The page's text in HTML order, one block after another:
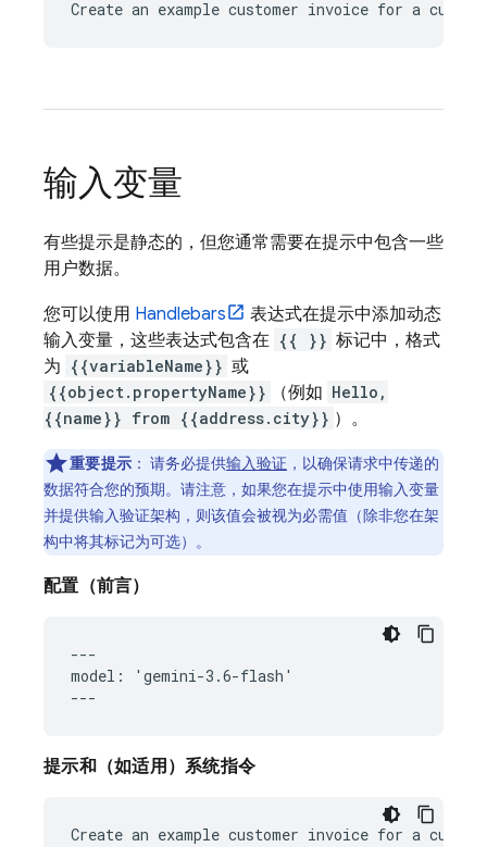
输入变量
有些提示是静态的，但您通常需要在提示中包含一些
用户数据。
您可以使用 Handlebars
表达式在提示中添加动态
输入变量，这些表达式包含在 {{ }} 标记中，格式
为 {{variableName}} 或
{{object.propertyName}} （例如 Hello,
{{name}} from {{address.city}} ）。
重要提示 ： 请务必提供输入验证 ，以确保请求中传递的
数据符合您的预期。请注意，如果您在提示中使用输入变量
并提供输入验证架构，则该值会被视为必需值（除非您在架
构中将其标记为可选）。
配置（前言）
---
model: 'gemini-3.6-flash'
提示和（如适用）系统指令